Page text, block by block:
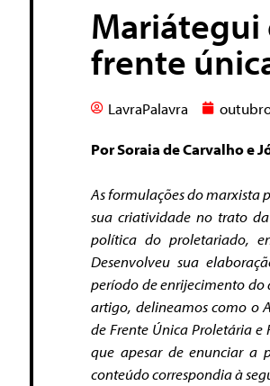
Mariátegui
frente
LavraPalavra
Por Soraia de Carvalho e
As formulações do marxista
suacriatividade no trato
política do proletariado,
Desenvolveu sua
período de enrijecimento
artigo, delineamos como o
de Frente Única Proletária
que apesar de enunciar a
conteúdo correspondiaà